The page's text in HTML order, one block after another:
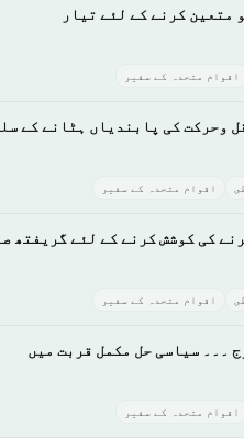
متعین کرنے کے لئے تیار
اقوام متحدہ کے سفیر
وحرکت کی پابندیاں ہٹانے کے
اقوام متحدہ کے سفیر
کی کوشش کرنے کے لئے گریفتھ
اقوام متحدہ کے سفیر
۔۔۔ سیاسی حل مکمل قربت میں
اقوام متحدہ کے سفیر